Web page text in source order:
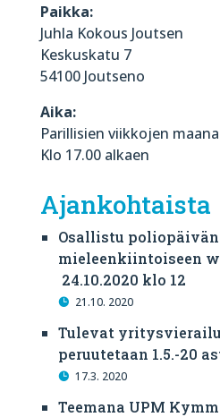
Paikka:
Juhla Kokous Joutsen
Keskuskatu 7
54100 Joutseno
Aika:
Parillisien viikkojen
Klo 17.00 alkaen
Ajankohtaista
Osallistu poliopäivän
mieleenkiintoiseen
24.10.2020 klo 12
21.10. 2020
Tulevat
peruutetaan 1.5.-20
17.3. 2020
Teemana UPM